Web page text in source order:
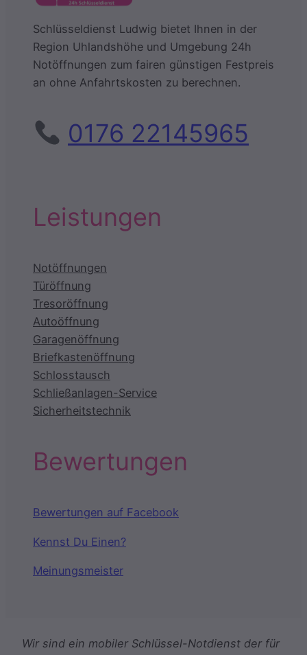
Schlüsseldienst Ludwig bietet Ihnen in der
Region Uhlandshöhe und Umgebung 24h
Notöffnungen zum fairen günstigen Festpreis
an ohne Anfahrtskosten zu berechnen.
0176 22145965
Leistungen
Notöffnungen
Türöffnung
Tresoröffnung
Autoöffnung
Garagenöffnung
Briefkastenöffnung
Schlosstausch
Schließanlagen-Service
Sicherheitstechnik
Bewertungen
Bewertungen auf Facebook
Kennst Du Einen?
Meinungsmeister
Wir sind ein mobiler Schlüssel-Notdienst der für